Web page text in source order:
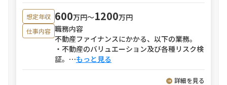
想定年収 600万円〜1200万円
仕事内容 職務内容
不動産ファイナンスにかかる、以下の業務。
・不動産のバリュエーション及び各種リスク検
証。 ⋯もっと見る
詳細を見る